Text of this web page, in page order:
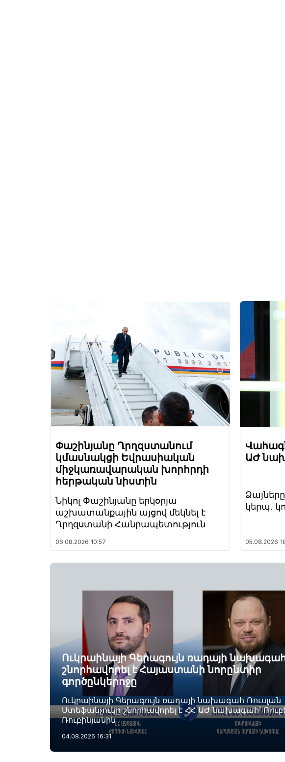
Փաշինյանը Ղրղզստանում
կմասնակցի Եվրասիական
միջկառավարական խորհրդի
հերթական նիստին
Նիկոլ Փաշինյանը երկօրյա
աշխատանքային այցով մեկնել է
Ղրղզստանի Հանրապետություն
06.08.2026 10:57
ԱԺ
կերպ.
05.08.2026
Ուկրաինայի Գերագույն ռադայի
շնորհավորել է Հայաստանի նորընտիր
գործընկերոջը
Ուկրաինայի Գերագույն ռադայի նախագահ Ռուսլան
Ստեֆանչուկը շնորհավորել է ՀՀ ԱԺ նախագահ՝
Ռուբինյանին
04.08.2026 16:31